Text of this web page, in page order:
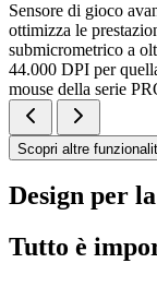
Sensore di gioco
ottimizza le
submicrometrico a
44.000 DPI per
mouse della serie
Scopri altre
Design per
Tutto è